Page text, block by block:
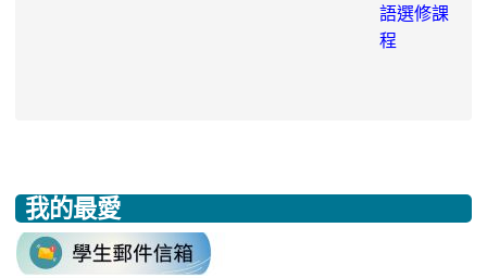
語選修課
程
::: 我的最愛